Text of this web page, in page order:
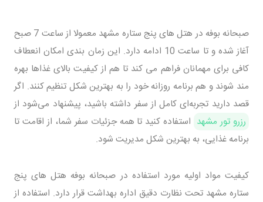
صبحانه بوفه در هتل های پنج ستاره مشهد معمولا از ساعت 7 صبح
آغاز شده و تا ساعت 10 ادامه دارد. این زمان بندی امکان انعطاف
کافی برای مهمانان فراهم می کند تا هم از کیفیت بالای غذاها بهره
مند شوند و هم برنامه روزانه خود را به بهترین شکل تنظیم کنند. اگر
قصد دارید تجربه‌ای کامل از سفر داشته باشید، پیشنهاد می‌شود از
رزرو تور مشهد استفاده کنید تا همه جزئیات سفر شما، از اقامت تا
برنامه غذایی، به بهترین شکل مدیریت شود.
کیفیت مواد اولیه مورد استفاده در صبحانه بوفه هتل های پنج
ستاره مشهد تحت نظارت دقیق اداره بهداشت قرار دارد. استفاده از